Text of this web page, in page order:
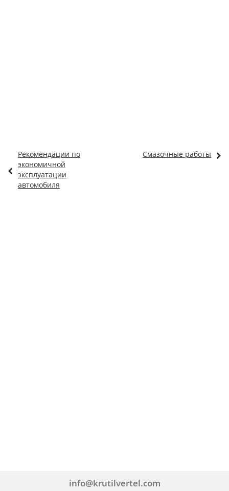
Рекомендации по
экономичной
эксплуатации
автомобиля
Смазочные работы
info@krutilvertel.com